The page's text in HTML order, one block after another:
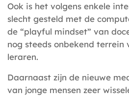
Ook is het volgens enkele
slecht gesteld met de
de “playful mindset” van
nog steeds onbekend terrein
leraren.
Daarnaast zijn de nieuwe
van jonge mensen zeer